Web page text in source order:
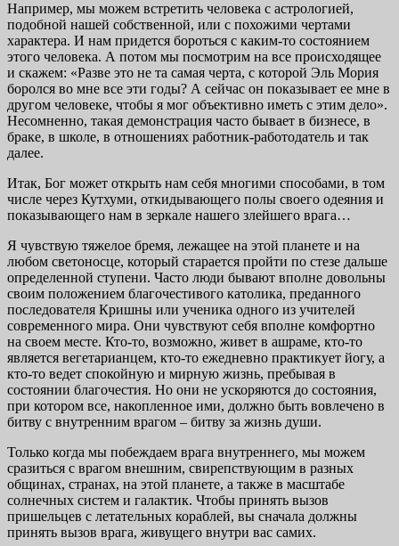
Например, мы можем встретить человека с астрологи­ей,
подобной нашей собственной, или с похожими чертами
характера. И нам придется бороться с каким-то состояни­ем
этого человека. А потом мы посмотрим на все проис­ходящее
и скажем: «Разве это не та самая черта, с которой Эль Мория
боролся во мне все эти годы? А сейчас он по­казывает ее мне в
другом человеке, чтобы я мог объектив­но иметь с этим дело».
Несомненно, такая демонстрация часто бывает в бизнесе, в
браке, в школе, в отношениях работник-работодатель и так
далее.
Итак, Бог может открыть нам себя многими способами, в том
числе через Кутхуми, откидывающего полы своего одеяния и
показывающего нам в зеркале нашего злейшего врага…
Я чувствую тяжелое бремя, лежащее на этой планете и на
любом светоносце, который старается пройти по стезе дальше
определенной ступени. Часто люди бывают впол­не довольны
своим положением благочестивого католика, преданного
последователя Кришны или ученика одного из учителей
современного мира. Они чувствуют себя впол­не комфортно
на своем месте. Кто-то, возможно, живет в ашраме, кто-то
является вегетарианцем, кто-то еже­дневно практикует йогу, а
кто-то ведет спокойную и мир­ную жизнь, пребывая в
состоянии благочестия. Но они не ускоряются до состояния,
при котором все, накопленное ими, должно быть вовлечено в
битву с внутренним вра­гом – битву за жизнь души.
Только когда мы побеждаем врага внутреннего, мы можем
сразиться с врагом внешним, свирепствующим в разных
общинах, странах, на этой планете, а также в мас­штабе
солнечных систем и галактик. Чтобы принять вызов
пришельцев с летательных кораблей, вы сначала должны
принять вызов врага, живущего внутри вас самих.